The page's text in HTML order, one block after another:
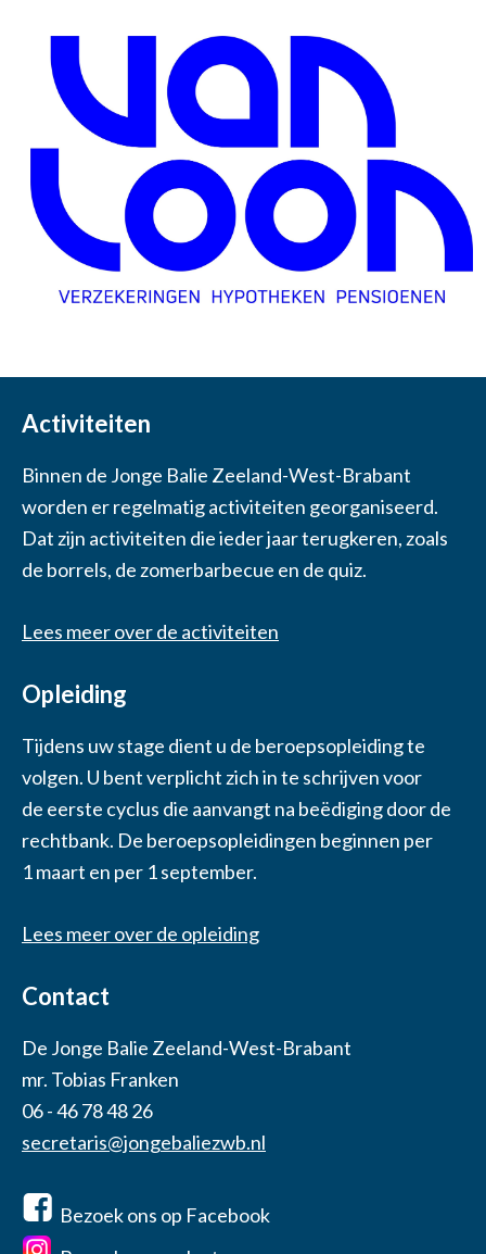
Activiteiten
Binnen de Jonge Balie Zeeland-West-Brabant
worden er regelmatig activiteiten georganiseerd.
Dat zijn activiteiten die ieder jaar terugkeren, zoals
de borrels, de zomerbarbecue en de quiz.
Lees meer over de activiteiten
Opleiding
Tijdens uw stage dient u de beroepsopleiding te
volgen. U bent verplicht zich in te schrijven voor
de eerste cyclus die aanvangt na beëdiging door de
rechtbank. De beroepsopleidingen beginnen per
1 maart en per 1 september.
Lees meer over de opleiding
Contact
De Jonge Balie Zeeland-West-Brabant
mr. Tobias Franken
06 - 46 78 48 26
secretaris@jongebaliezwb.nl
Bezoek ons op Facebook